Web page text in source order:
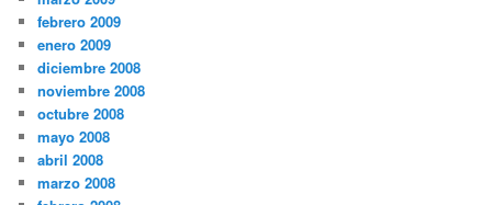
febrero 2009
enero 2009
diciembre 2008
noviembre 2008
octubre 2008
mayo 2008
abril 2008
marzo 2008